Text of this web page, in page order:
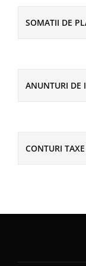
SOMATII DE
ANUNTURI DE
CONTURI